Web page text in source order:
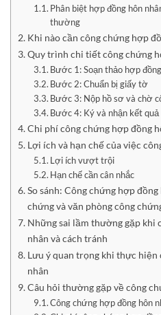
Phân biệt hợp đồng hôn
thường
Khi nào cần công chứng hợp
Quy trình chi tiết công chứng
Bước 1: Soạn thảo hợp
Bước 2: Chuẩn bị giấy tờ
Bước 3: Nộp hồ sơ và chờ
Bước 4: Ký và nhận kết quả
Chi phí công chứng hợp đồng
Lợi ích và hạn chế của việc
Lợi ích vượt trội
Hạn chế cần cân nhắc
So sánh: Công chứng hợp
chứng và văn phòng công
Những sai lầm thường gặp khi
nhân và cách tránh
Lưu ý quan trọng khi thực hiện
nhân
Câu hỏi thường gặp về công
Công chứng hợp đồng hôn